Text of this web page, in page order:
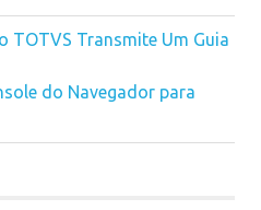
TOTVS Transmite Um Guia
do Navegador para